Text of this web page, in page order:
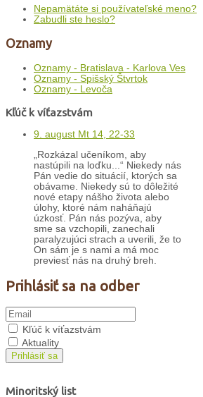
Nepamätáte si používateľské meno?
Zabudli ste heslo?
Oznamy
Oznamy - Bratislava - Karlova Ves
Oznamy - Spišský Štvrtok
Oznamy - Levoča
Kľúč k víťazstvám
9. august Mt 14, 22-33
„Rozkázal učeníkom, aby
nastúpili na loďku...“ Niekedy nás
Pán vedie do situácií, ktorých sa
obávame. Niekedy sú to dôležité
nové etapy nášho života alebo
úlohy, ktoré nám naháňajú
úzkosť. Pán nás pozýva, aby
sme sa vzchopili, zanechali
paralyzujúci strach a uverili, že to
On sám je s nami a má moc
previesť nás na druhý breh.
Prihlásiť sa na odber
Kľúč k víťazstvám
Aktuality
Prihlásiť sa
Minoritský list